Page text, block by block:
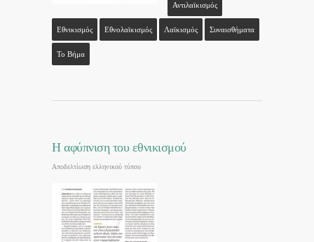
Αντιλαϊκισμός
Εθνικισμός Εθνολαϊκισμός Λαϊκισμός Συναισθήματα
Το Βήμα
Η αφύπνιση του εθνικισμού
Αποδελτίωση ελληνικού τύπου